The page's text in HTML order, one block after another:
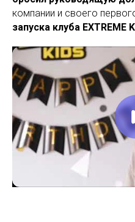
компании и своего
запуска клуба EXTREME